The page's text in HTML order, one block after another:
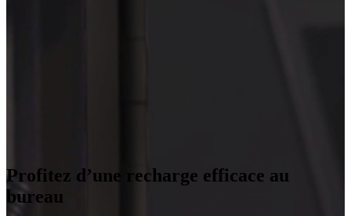
Profitez d’une recharge efficace au
bureau